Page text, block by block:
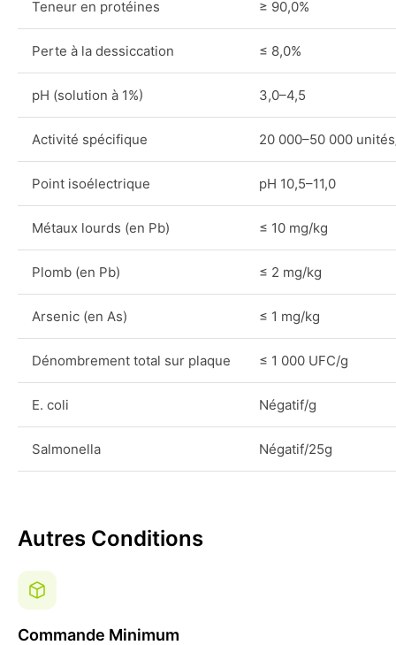
Teneur en protéines ≥ 90,0%
Perte à la dessiccation ≤ 8,0%
pH (solution à 1%) 3,0–4,5
Activité spécifique 20 000–50 000
Point isoélectrique pH 10,5–11,0
Métaux lourds (en Pb) ≤ 10 mg/kg
Plomb (en Pb) ≤ 2 mg/kg
Arsenic (en As) ≤ 1 mg/kg
Dénombrement total sur plaque ≤ 1 000 UFC/g
E. coli Négatif/g
Salmonella Négatif/25g
Autres Conditions
Commande Minimum